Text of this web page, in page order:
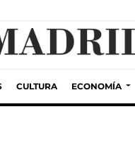
CULTURA ECONOMÍA